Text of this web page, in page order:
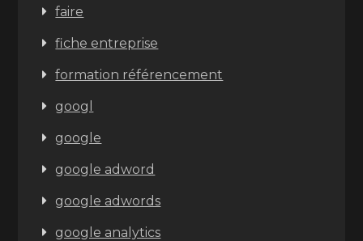
faire
fiche entreprise
formation référencement
googl
google
google adword
google adwords
google analytics